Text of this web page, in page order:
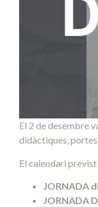
El 2 de desembre
didàctiques,
El calendari previst
JORNADA
JORNADA